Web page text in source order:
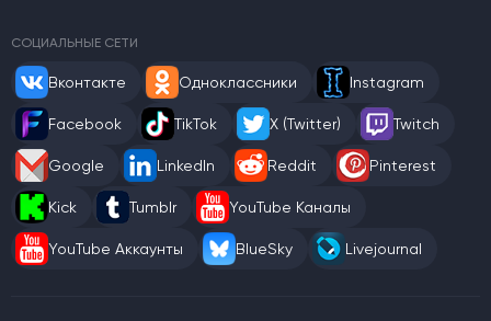
СОЦИАЛЬНЫЕ СЕТИ
Вконтакте Одноклассники Instagram
Facebook TikTok X (Twitter) Twitch
Google LinkedIn Reddit Pinterest
Kick Tumblr YouTube Каналы
YouTube Аккаунты BlueSky Livejournal